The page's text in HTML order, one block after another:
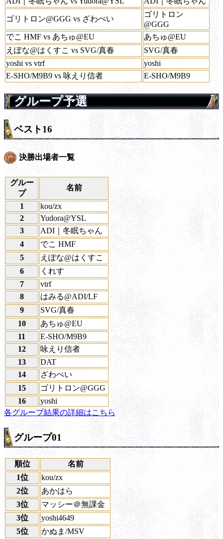
ゴリトロン@GGG vs ざわぺい
ゴリトロン
@GGG
でこ HMF vs あちゅ@EU
あちゅ@EU
えぽな@はくすこ vs SVG/真春
SVG/真春
yoshi vs vtrf
yoshi
E-SHO/M9B9 vs 咏えり信者
E-SHO/M9B9
グループ予選
ベスト16
決勝出場者一覧
グルー
プ
名前
1
kou/zx
2
Yudora@YSL
3
ADI｜冬眠ちゃん
4
でこ HMF
5
えぽな@はくすこ
6
くれす
7
vtrf
8
はみる@ADI/LF
9
SVG/真春
10
あちゅ@EU
11
E-SHO/M9B9
12
咏えり信者
13
DAT
14
ざわぺい
15
ゴリトロン@GGG
16
yoshi
各グループ結果の詳細はこちら
グループ01
順位
名前
1位
kou/zx
2位
あかはら
3位
マッシー＠無課金
3位
yoshi4649
5位
かぬま/MSV